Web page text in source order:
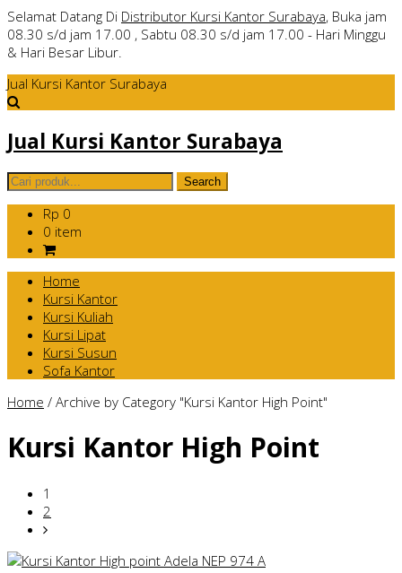
Selamat Datang Di Distributor Kursi Kantor Surabaya, Buka jam
08.30 s/d jam 17.00 , Sabtu 08.30 s/d jam 17.00 - Hari Minggu
& Hari Besar Libur.
Jual Kursi Kantor Surabaya
Jual Kursi Kantor Surabaya
Rp 0
0 item
Home
Kursi Kantor
Kursi Kuliah
Kursi Lipat
Kursi Susun
Sofa Kantor
Home / Archive by Category "Kursi Kantor High Point"
Kursi Kantor High Point
1
2